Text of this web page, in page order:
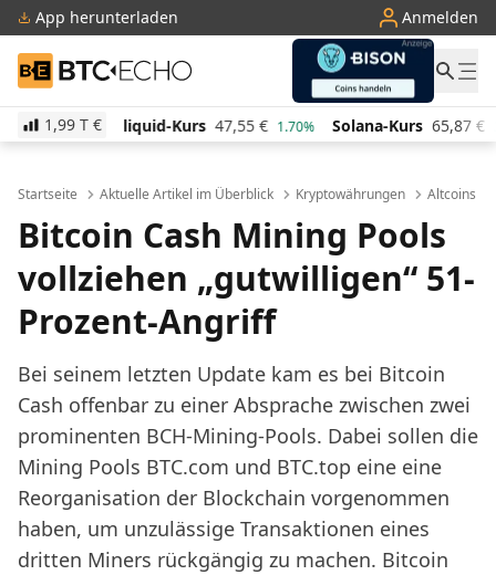
App herunterladen Anmelden
BTC-ECHO
1,99 T €
47,55 € 1.70% Solana-Kurs 65,87 € 3.60% TRON-Kurs
Startseite Aktuelle Artikel im Überblick Kryptowährungen Altcoins
Bitcoin Cash Mining Pools
vollziehen „gutwilligen“ 51-
Prozent-Angriff
Bei seinem letzten Update kam es bei Bitcoin
Cash offenbar zu einer Absprache zwischen zwei
prominenten BCH-Mining-Pools. Dabei sollen die
Mining Pools BTC.com und BTC.top eine eine
Reorganisation der Blockchain vorgenommen
haben, um unzulässige Transaktionen eines
dritten Miners rückgängig zu machen. Bitcoin